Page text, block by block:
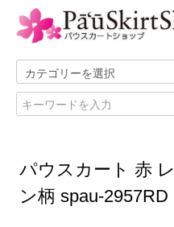
パウスカート 赤
ン柄 spau-2957RD